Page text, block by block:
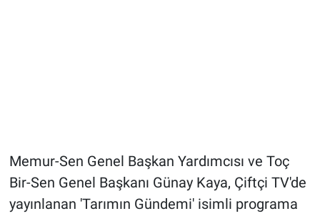
Memur-Sen Genel Başkan Yardımcısı ve Toç
Bir-Sen Genel Başkanı Günay Kaya, Çiftçi TV'de
yayınlanan 'Tarımın Gündemi' isimli programa